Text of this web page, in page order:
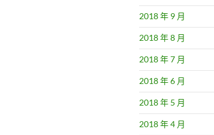
2018 年 9 月
2018 年 8 月
2018 年 7 月
2018 年 6 月
2018 年 5 月
2018 年 4 月